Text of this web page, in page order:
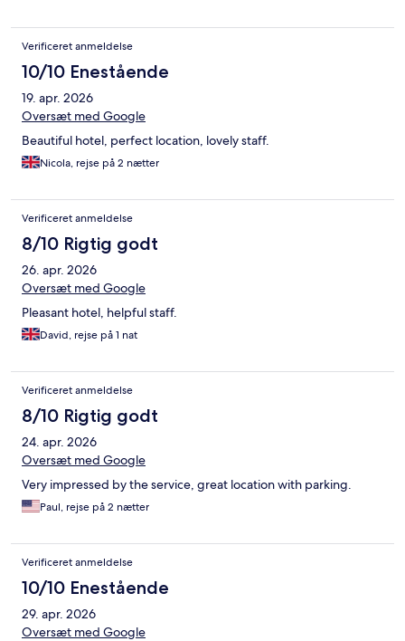
Verificeret anmeldelse
10/10 Enestående
19. apr. 2026
Oversæt med Google
Beautiful hotel, perfect location, lovely staff.
Nicola, rejse på 2 nætter
Verificeret anmeldelse
8/10 Rigtig godt
26. apr. 2026
Oversæt med Google
Pleasant hotel, helpful staff.
David, rejse på 1 nat
Verificeret anmeldelse
8/10 Rigtig godt
24. apr. 2026
Oversæt med Google
Very impressed by the service, great location with parking.
Paul, rejse på 2 nætter
Verificeret anmeldelse
10/10 Enestående
29. apr. 2026
Oversæt med Google